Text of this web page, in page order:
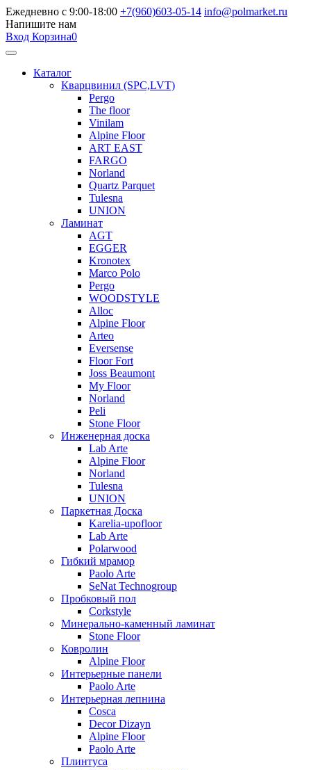
Ежедневно с 9:00-18:00 +7(960)603-05-14 info@polmarket.ru
Напишите нам
Вход Корзина0
Каталог
Кварцвинил (SPC,LVT)
Pergo
The floor
Vinilam
Alpine Floor
ART EAST
FARGO
Norland
Quartz Parquet
Tulesna
UNION
Ламинат
AGT
EGGER
Kronotex
Marco Polo
Pergo
WOODSTYLE
Alloc
Alpine Floor
Arteo
Eversense
Floor Fort
Joss Beaumont
My Floor
Norland
Peli
Stone Floor
Инженерная доска
Lab Arte
Alpine Floor
Norland
Tulesna
UNION
Паркетная Доска
Karelia-upofloor
Lab Arte
Polarwood
Гибкий мрамор
Paolo Arte
SeNat Technogroup
Пробковый пол
Corkstyle
Минерально-каменный ламинат
Stone Floor
Ковролин
Alpine Floor
Интерьерные панели
Paolo Arte
Интерьерная лепнина
Cosca
Decor Dizayn
Alpine Floor
Paolo Arte
Плинтуса